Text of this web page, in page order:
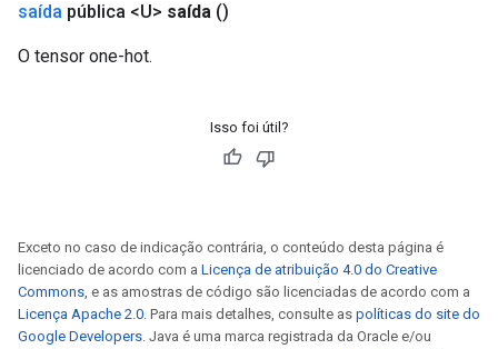
saída pública <U> saída ()
O tensor one-hot.
Isso foi útil?
Exceto no caso de indicação contrária, o conteúdo desta página é
licenciado de acordo com a Licença de atribuição 4.0 do Creative
Commons, e as amostras de código são licenciadas de acordo com a
Licença Apache 2.0. Para mais detalhes, consulte as políticas do site do
Google Developers. Java é uma marca registrada da Oracle e/ou